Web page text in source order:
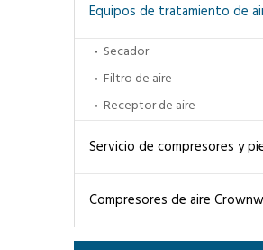
Equipos de tratamiento de
Secador
Filtro de aire
Receptor de aire
Servicio de compresores y